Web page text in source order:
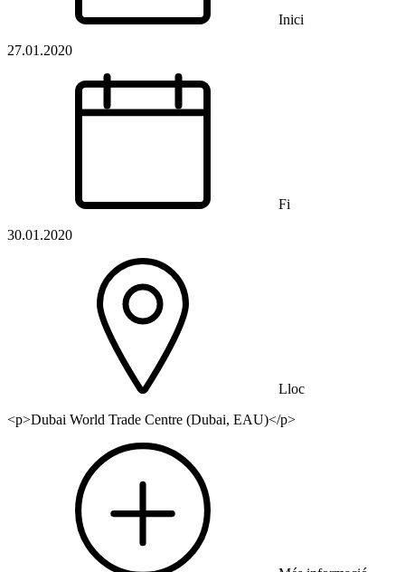
Inici
27.01.2020
Fi
30.01.2020
Lloc
<p>Dubai World Trade Centre (Dubai, EAU)</p>